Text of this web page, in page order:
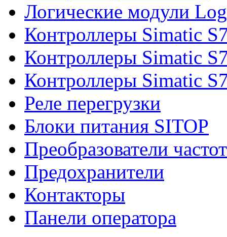
Логические модули
Контроллеры Simatic
Контроллеры Simatic
Контроллеры Simatic
Реле перегрузки
Блоки питания SITOP
Преобразователи
Предохранители
Контакторы
Панели оператора